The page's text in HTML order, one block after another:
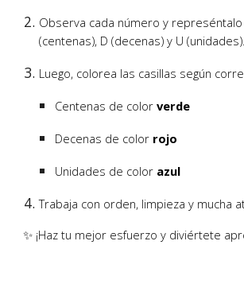
Observa cada número y
(centenas), D (decenas) y U (unidades).
Luego, colorea las casillas según
Centenas de colorverde
Decenas de color rojo
Unidades de color azul
Trabaja con orden, limpieza y mucha
✨ ¡Haz tu mejor esfuerzo y diviértete